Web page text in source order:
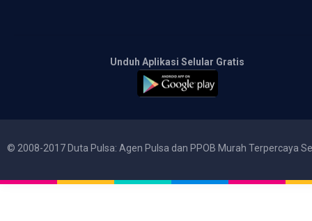
Unduh Aplikasi Selular Gratis
© 2008-2017 Duta Pulsa: Agen Pulsa dan PPOB Murah Terpercaya